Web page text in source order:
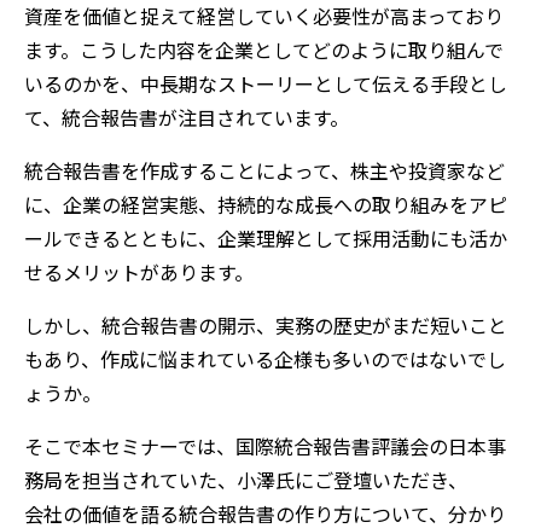
資産を価値と捉えて経営していく必要性が高まっており
ます。こうした内容を企業としてどのように取り組んで
いるのかを、中長期なストーリーとして伝える手段とし
て、統合報告書が注目されています。
統合報告書を作成することによって、株主や投資家など
に、企業の経営実態、持続的な成長への取り組みをアピ
ールできるとともに、企業理解として採用活動にも活か
せるメリットがあります。
しかし、統合報告書の開示、実務の歴史がまだ短いこと
もあり、作成に悩まれている企様も多いのではないでし
ょうか。
そこで本セミナーでは、国際統合報告書評議会の日本事
務局を担当されていた、小澤氏にご登壇いただき、
会社の価値を語る統合報告書の作り方について、分かり